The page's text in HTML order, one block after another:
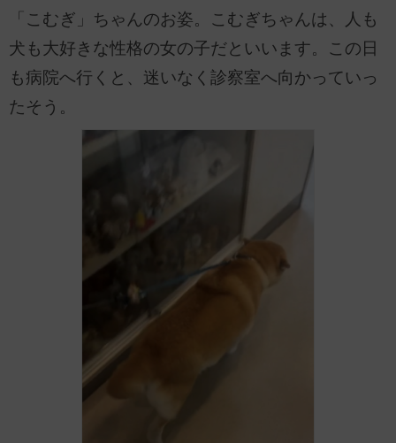
「こむぎ」ちゃんのお姿。こむぎちゃんは、人も
犬も大好きな性格の女の子だといいます。この日
も病院へ行くと、迷いなく診察室へ向かっていっ
たそう。